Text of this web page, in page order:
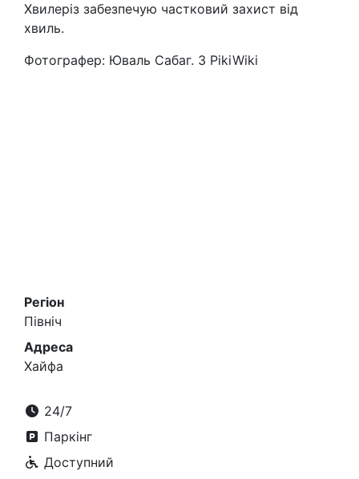
Хвилеріз забезпечую частковий захист від
хвиль.
Фотографер: Юваль Сабаг. З PikiWiki
Регіон
Північ
Адреса
Хайфа
24/7
Паркінг
Доступний